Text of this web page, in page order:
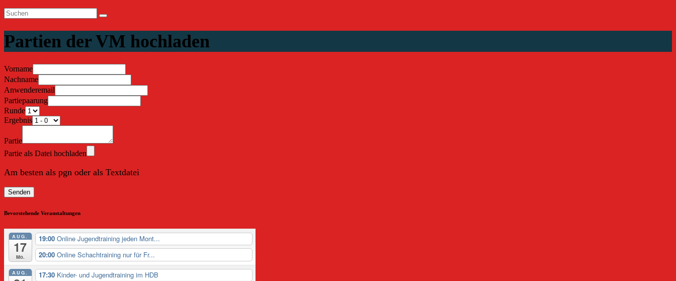
Partien der VM hochladen
Vorname
Nachname
Anwenderemail
Partiepaarung
Runde
Ergebnis
Partie
Partie als Datei hochladen
Am besten als pgn oder als Textdatei
Senden
Bevorstehende Veranstaltungen
AUG.
17
Mo.
19:00 Online Jugendtraining jeden Mont...
20:00 Online Schachtraining nur für Fr...
AUG. 17:30 Kinder- und Jugendtraining im HDB